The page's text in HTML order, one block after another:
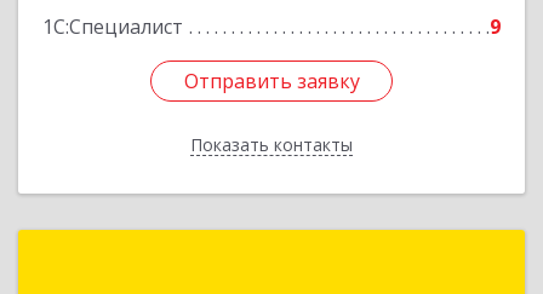
1С:Специалист
9
Отправить заявку
Показать контакты
Отправить заявку
Назад